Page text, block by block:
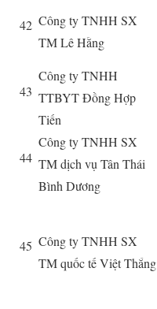
42 Công ty TNHH SX
TM Lê Hằng
43
Công ty TNHH
TTBYT Đồng Hợp
Tiến
44
Công ty TNHH SX
TM dịch vụ Tân Thái
Bình Dương
45 Công ty TNHH SX
TM quốc tế Việt Thắng